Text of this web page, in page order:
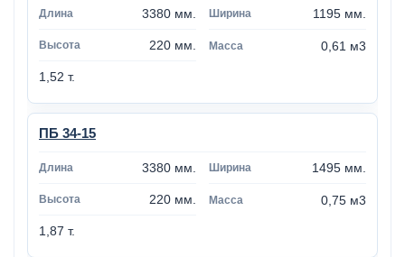
3380 мм. 1195 мм.
220 мм. 0,61 м3
1,52 т.
ПБ 34-15
3380 мм. 1495 мм.
220 мм. 0,75 м3
1,87 т.